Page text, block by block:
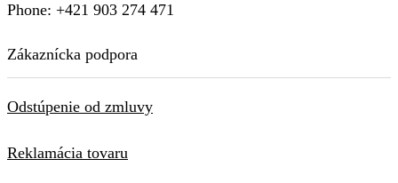
Phone: +421 903 274 471
Zákaznícka podpora
Odstúpenie od zmluvy
Reklamácia tovaru